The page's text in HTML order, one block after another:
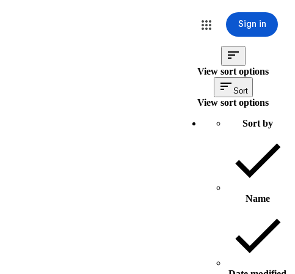
Sign in
View sort options
Sort
View sort options
Sort by
Name